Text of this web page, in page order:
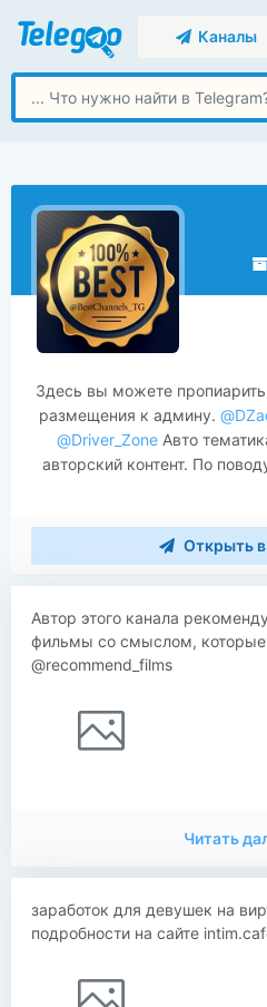
Каналы
Здесь вы можете
размещения к админу.
@Driver_ZoneАвто
авторский контент. По
Открыть
Автор этого канала
фильмы со смыслом, которые
@recommend_films
Читать
заработок для девушек на
подробности на сайте